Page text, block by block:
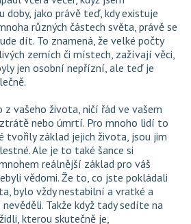
doby, jako právě teď, kdy existuje
různých částech světa, právě se
dít. To znamená, že velké počty
zemích či místech, zažívají věci,
jen osobní nepřízní, ale teď je
vašeho života, ničí řád ve vašem
nebo úmrtí. Pro mnoho lidí to
tvořily základ jejich života, jsou jim
Ale je to také šance si
reálnější základ pro váš
vědomi. Že to, co jste pokládali
bylo vždy nestabilní a vratké a
Takže když tady sedíte na
kterou skutečně je,